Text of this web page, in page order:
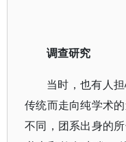
调查研究
当时，也有人
传统而走向纯学术
不同，团系出身的